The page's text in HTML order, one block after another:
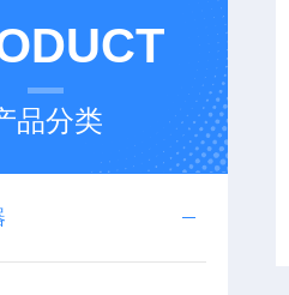
品分类